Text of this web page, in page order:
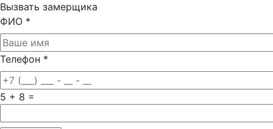
Вызвать замерщика
ФИО *
Телефон *
5 + 8 =